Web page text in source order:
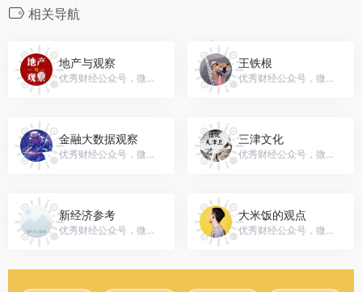
相关导航
地产与观察
优秀财经公众号，微信号：sydc-xy
王铁根
优秀财经公众号，微信号：gh_353c2ff556ef
金融大数据观察
优秀财经公众号，微信号：bank-viewer
三津文化
优秀财经公众号，微信号：gh_f4989b4f3928
新经济参考
优秀财经公众号，微信号：gh_c32c003b8b5d
大米饭的观点
优秀财经公众号，微信号：gh_3d5bc964150d